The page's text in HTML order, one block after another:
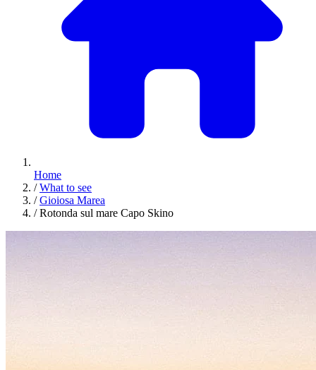
Home
/ What to see
/ Gioiosa Marea
/ Rotonda sul mare Capo Skino